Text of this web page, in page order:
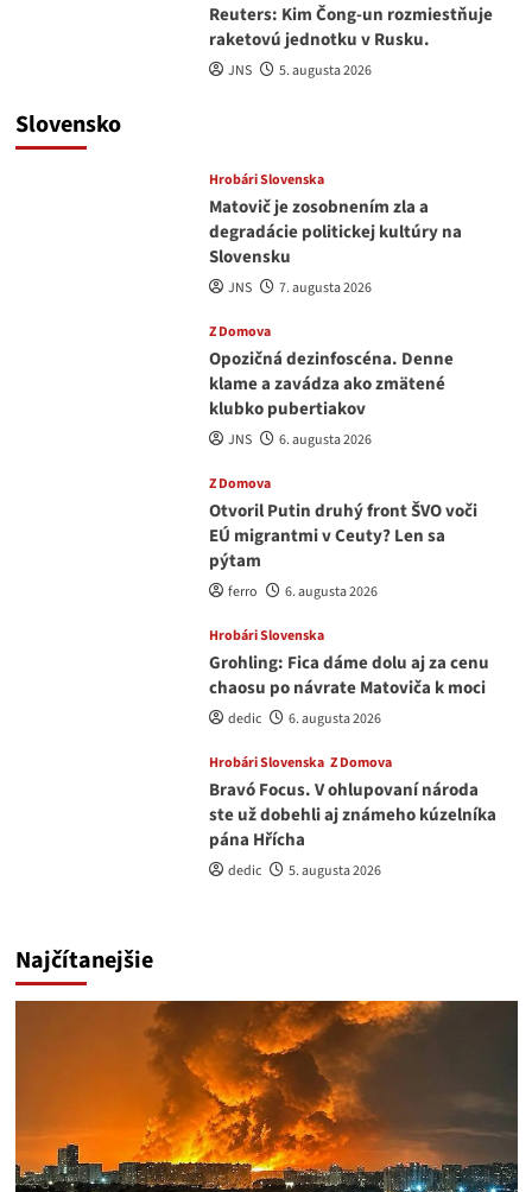
Reuters: Kim Čong-un rozmiestňuje
raketovú jednotku v Rusku.
JNS 5. augusta 2026
Slovensko
Hrobári Slovenska
Matovič je zosobnením zla a
degradácie politickej kultúry na
Slovensku
JNS 7. augusta 2026
Z Domova
Opozičná dezinfoscéna. Denne
klame a zavádza ako zmätené
klubko pubertiakov
JNS 6. augusta 2026
Z Domova
Otvoril Putin druhý front ŠVO voči
EÚ migrantmi v Ceuty? Len sa
pýtam
ferro 6. augusta 2026
Hrobári Slovenska
Grohling: Fica dáme dolu aj za cenu
chaosu po návrate Matoviča k moci
dedic 6. augusta 2026
Hrobári Slovenska Z Domova
Bravó Focus. V ohlupovaní národa
ste už dobehli aj známeho kúzelníka
pána Hřícha
dedic 5. augusta 2026
Najčítanejšie